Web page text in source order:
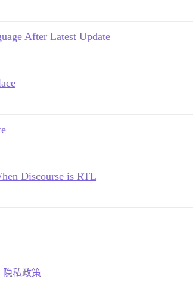
After Latest Update
Discourse is RTL
隐私政策